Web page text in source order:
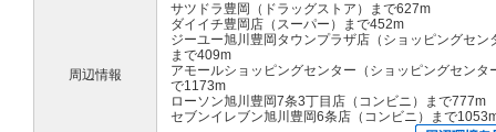
周辺情報
サツドラ豊岡（ドラッグストア）まで627m
ダイイチ豊岡店（スーパー）まで452m
ジーユー旭川豊岡タウンプラザ店（ショッピングセン
まで409m
アモールショッピングセンター（ショッピングセンタ
で1173m
ローソン旭川豊岡7条3丁目店（コンビニ）まで777m
セブンイレブン旭川豊岡6条店（コンビニ）まで